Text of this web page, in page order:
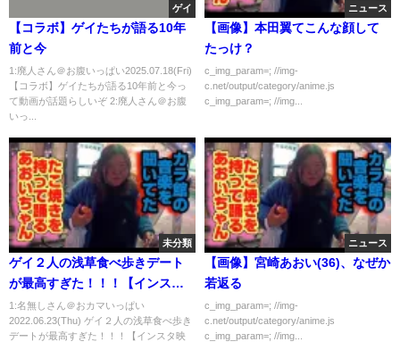
ゲイ
【コラボ】ゲイたちが語る10年
前と今
1:廃人さん＠お腹いっぱい2025.07.18(Fri)
【コラボ】ゲイたちが語る10年前と今っ
て動画が話題らしいぞ 2:廃人さん＠お腹
いっ...
ニュース
【画像】本田翼てこんな顔して
たっけ？
c_img_param=; //img-
c.net/output/category/anime.js
c_img_param=; //img...
未分類
ゲイ２人の浅草食べ歩きデート
が最高すぎた！！！【インスタ
映え】
1:名無しさん＠おカマいっぱい
2022.06.23(Thu) ゲイ２人の浅草食べ歩き
デートが最高すぎた！！！【インスタ映
ニュース
【画像】宮崎あおい(36)、なぜか
若返る
c_img_param=; //img-
c.net/output/category/anime.js
c_img_param=; //img...